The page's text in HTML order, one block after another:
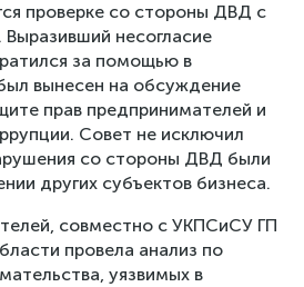
проверке со стороны ДВД с
несогласие
за помощью в
вынесен на обсуждение
прав предпринимателей и
Совет не исключил
со стороны ДВД были
других субъектов бизнеса.
совместно с УКПСиСУ ГП
провела анализ по
уязвимых в